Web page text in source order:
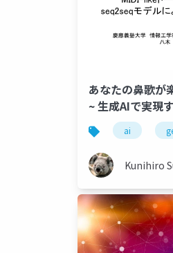
あなたの鼻歌が
~ 生成AIで実現
究のご紹介 ~
ai
Kunihiro